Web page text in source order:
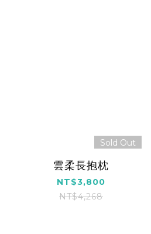
Sold Out
雲柔長抱枕
NT$3,800
NT$4,268